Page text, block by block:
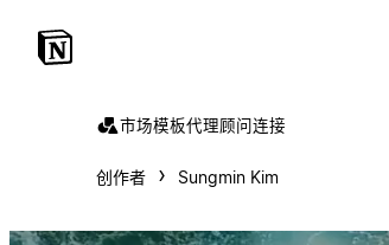
市场模板代理顾问连接
创作者 Sungmin Kim